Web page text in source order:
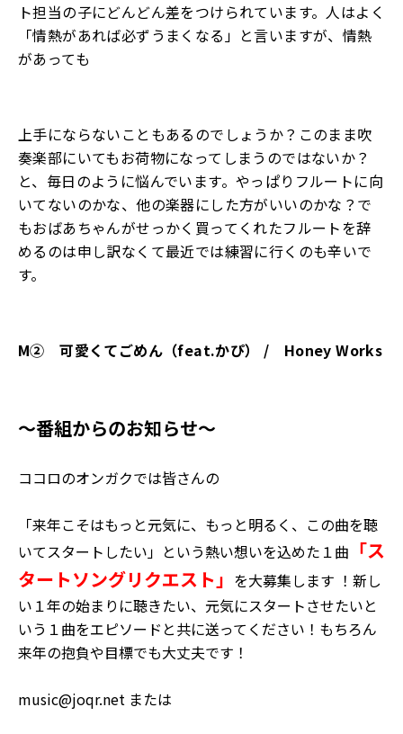
ト担当の子にどんどん差をつけられています。人はよく
「情熱があれば必ずうまくなる」と言いますが、情熱
があっても
上手にならないこともあるのでしょうか？このまま吹
奏楽部にいてもお荷物になってしまうのではないか？
と、毎日のように悩んでいます。やっぱりフルートに向
いてないのかな、他の楽器にした方がいいのかな？で
もおばあちゃんがせっかく買ってくれたフルートを辞
めるのは申し訳なくて最近では練習に行くのも辛いで
す。
M②可愛くてごめん（feat.かぴ） / Honey Works
～番組からのお知らせ～
ココロのオンガクでは皆さんの
「来年こそはもっと元気に、もっと明るく、この曲を聴
いてスタートしたい」という熱い想いを込めた１曲 「ス
タートソングリクエスト」 を大募集します ！新し
い１年の始まりに聴きたい、元気にスタートさせたいと
いう１曲をエピソードと共に送ってください！もちろん
来年の抱負や目標でも大丈夫です！
music@joqr.net または